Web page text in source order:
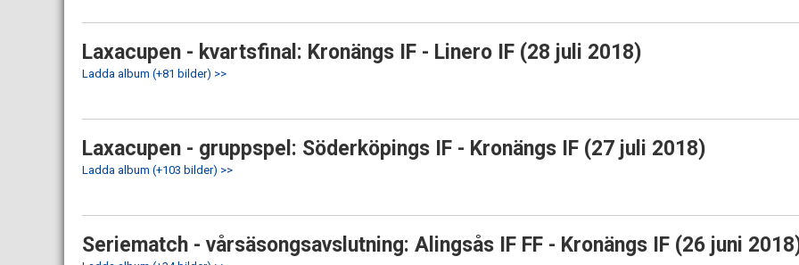
Laxacupen - kvartsfinal: Kronängs IF - Linero IF (28 juli 2018)
Ladda album (+81 bilder) >>
Laxacupen - gruppspel: Söderköpings IF - Kronängs IF (27 juli 2018)
Ladda album (+103 bilder) >>
Seriematch - vårsäsongsavslutning: Alingsås IF FF - Kronängs IF (26 juni